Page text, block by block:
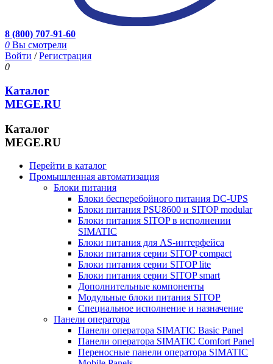
8 (800) 707-91-60
0 Вы смотрели
Войти /Регистрация
0
Каталог
MEGE.RU
Каталог
MEGE.RU
Перейти в каталог
Промышленная автоматизация
Блоки питания
Блоки бесперебойного питания DC-UPS
Блоки питания PSU8600 и SITOP modular
Блоки питания SITOP в исполнении
SIMATIC
Блоки питания для AS-интерфейса
Блоки питания серии SITOP compact
Блоки питания серии SITOP lite
Блоки питания серии SITOP smart
Дополнительные компоненты
Модульные блоки питания SITOP
Специальное исполнение и назначение
Панели оператора
Панели оператора SIMATIC Basic Panel
Панели оператора SIMATIC Comfort Panel
Переносные панели оператора SIMATIC